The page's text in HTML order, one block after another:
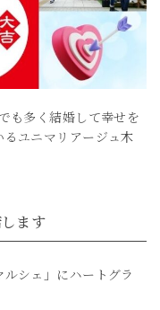
も多く結婚して幸せを
ユニマリアージュ木
ます
シェ」にハートグラ